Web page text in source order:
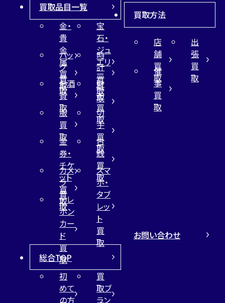
買取品目一覧
金・
貴
金
属
買
取
宝
石・
ジュ
エリ
ー
買
取
バッ
グ
買
取
時
計
買
取
お酒
買
取
財
布
買
取
服
買
取
切
手
買
取
金
券・
チケ
ット
買
取
古
銭
買
取
カメ
ラ
買
取
スマ
ホ・
タブ
レッ
ト
買
取
テレ
ホン
カー
ド
買
取
買取方法
店
舗
買
取
出
張
買
取
催
事
買
取
総合TOP
初
めて
の方
買
取ブ
ラン
お問い合わせ